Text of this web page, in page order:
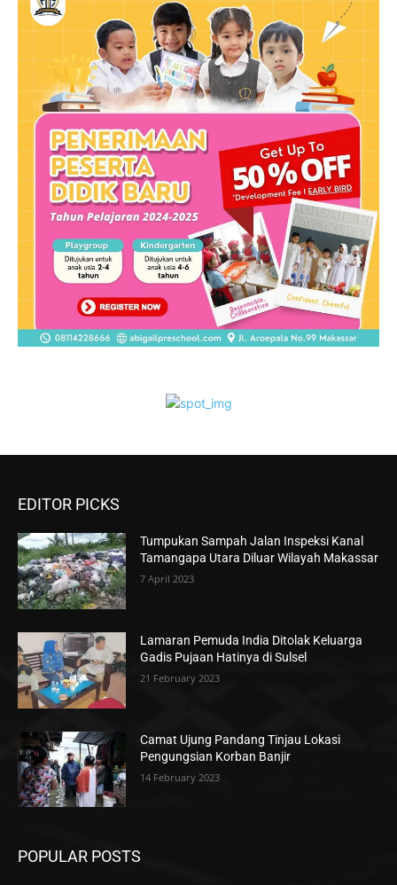
EDITOR PICKS
Tumpukan Sampah Jalan Inspeksi Kanal
Tamangapa Utara Diluar Wilayah Makassar
7 April 2023
Lamaran Pemuda India Ditolak Keluarga
Gadis Pujaan Hatinya di Sulsel
21 February 2023
Camat Ujung Pandang Tinjau Lokasi
Pengungsian Korban Banjir
14 February 2023
POPULAR POSTS